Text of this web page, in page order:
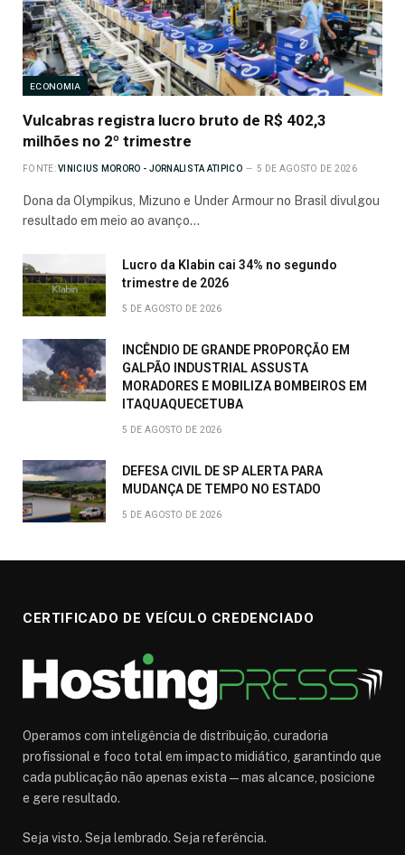
ECONOMIA
Vulcabras registra lucro bruto de R$ 402,3
milhões no 2º trimestre
FONTE: VINICIUS MORORO - JORNALISTA ATIPICO 5 DE AGOSTO DE 2026
Dona da Olympikus, Mizuno e Under Armour no Brasil divulgou
resultado em meio ao avanço…
Lucro da Klabin cai 34% no segundo
trimestre de 2026
5 DE AGOSTO DE 2026
INCÊNDIO DE GRANDE PROPORÇÃO EM
GALPÃO INDUSTRIAL ASSUSTA
MORADORES E MOBILIZA BOMBEIROS EM
ITAQUAQUECETUBA
5 DE AGOSTO DE 2026
DEFESA CIVIL DE SP ALERTA PARA
MUDANÇA DE TEMPO NO ESTADO
5 DE AGOSTO DE 2026
CERTIFICADO DE VEÍCULO CREDENCIADO
Operamos com inteligência de distribuição, curadoria
profissional e foco total em impacto midiático, garantindo que
cada publicação não apenas exista — mas alcance, posicione
e gere resultado.
Seja visto. Seja lembrado. Seja referência.